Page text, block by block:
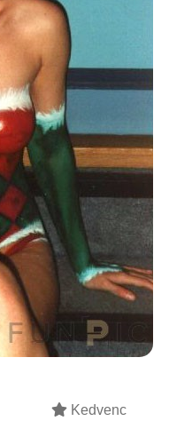
Kedvenc